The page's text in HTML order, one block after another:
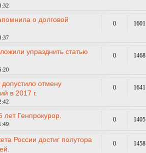
о долговой
0 1601
упразднить статью
0 1468
допустило отмену
в 2017 г.
0 1641
Генпрокурор. 0 1405
России достиг полутора
0 1458